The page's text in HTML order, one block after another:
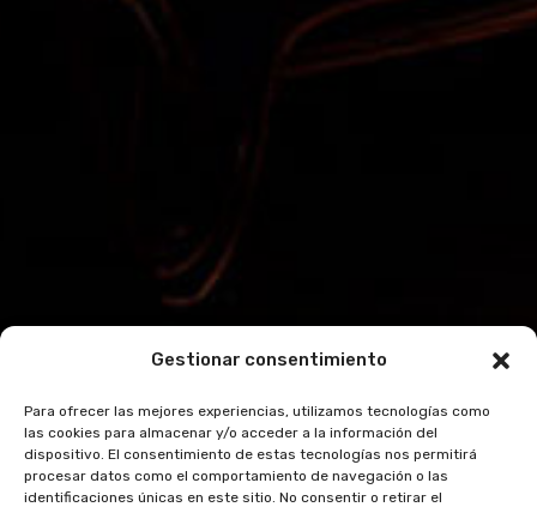
Gestionar consentimiento
Para ofrecer las mejores experiencias, utilizamos tecnologías como
las cookies para almacenar y/o acceder a la información del
dispositivo. El consentimiento de estas tecnologías nos permitirá
procesar datos como el comportamiento de navegación o las
identificaciones únicas en este sitio. No consentir o retirar el